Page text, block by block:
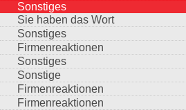
Sonstiges
Sie haben das Wort
Sonstiges
Firmenreaktionen
Sonstiges
Sonstige
Firmenreaktionen
Firmenreaktionen